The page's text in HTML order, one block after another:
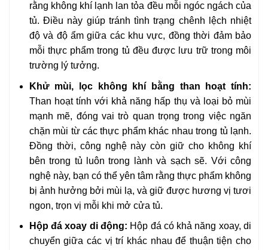
rằng không khí lạnh lan tỏa đều mỗi ngóc ngách của
tủ. Điều này giúp tránh tình trạng chênh lệch nhiệt
độ và độ ẩm giữa các khu vực, đồng thời đảm bảo
mỗi thực phẩm trong tủ đều được lưu trữ trong môi
trường lý tưởng.
Khử mùi, lọc không khí bằng than hoạt tính:
Than hoạt tính với khả năng hấp thụ và loại bỏ mùi
mạnh mẽ, đóng vai trò quan trọng trong việc ngăn
chặn mùi từ các thực phẩm khác nhau trong tủ lạnh.
Đồng thời, công nghệ này còn giữ cho không khí
bên trong tủ luôn trong lành và sạch sẽ. Với công
nghệ này, bạn có thể yên tâm rằng thực phẩm không
bị ảnh hưởng bởi mùi lạ, và giữ được hương vị tươi
ngon, trọn vị mỗi khi mở cửa tủ.
Hộp đá xoay di động: Hộp đá có khả năng xoay, di
chuyển giữa các vị trí khác nhau để thuận tiện cho